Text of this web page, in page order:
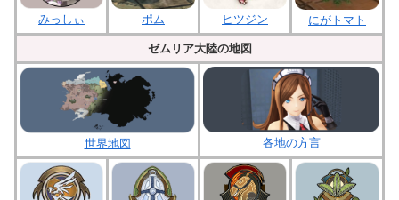
みっしぃ ポム ヒツジン にがトマト
ゼムリア大陸の地図
世界地図 各地の方言